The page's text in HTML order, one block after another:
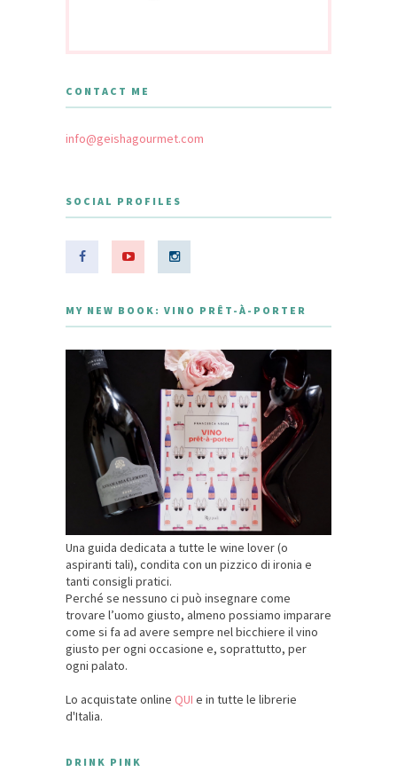
CONTACT ME
info@geishagourmet.com
SOCIAL PROFILES
MY NEW BOOK: VINO PRÊT-À-PORTER
Una guida dedicata a tutte le wine lover (o
aspiranti tali), condita con un pizzico di ironia e
tanti consigli pratici.
Perché se nessuno ci può insegnare come
trovare l’uomo giusto, almeno possiamo imparare
come si fa ad avere sempre nel bicchiere il vino
giusto per ogni occasione e, soprattutto, per
ogni palato.
Lo acquistate online QUI e in tutte le librerie
d'Italia.
DRINK PINK